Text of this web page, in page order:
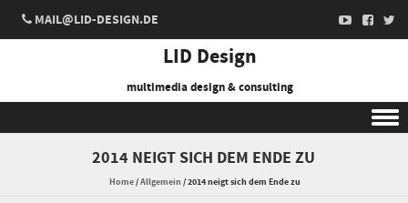
MAIL@LID-DESIGN.DE
LID Design
multimedia design & consulting
2014 NEIGT SICH DEM ENDE ZU
Home/Allgemein /2014 neigt sich dem Ende zu